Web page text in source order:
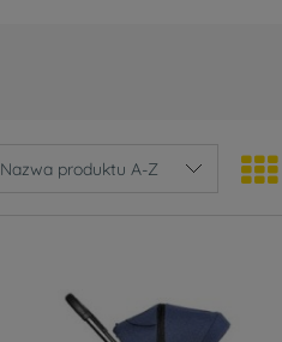
Nazwa produktu A-Z